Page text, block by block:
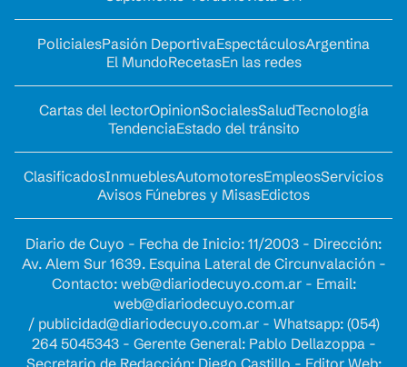
PolicialesPasión DeportivaEspectáculosArgentina
El MundoRecetasEn las redes
Cartas del lectorOpinionSocialesSaludTecnología
TendenciaEstado del tránsito
ClasificadosInmueblesAutomotoresEmpleosServicios
Avisos Fúnebres y MisasEdictos
Diario de Cuyo - Fecha de Inicio: 11/2003 - Dirección:
Av. Alem Sur 1639. Esquina Lateral de Circunvalación -
Contacto: web@diariodecuyo.com.ar- Email:
web@diariodecuyo.com.ar
/ publicidad@diariodecuyo.com.ar- Whatsapp: (054)
264 5045343 - Gerente General: Pablo Dellazoppa -